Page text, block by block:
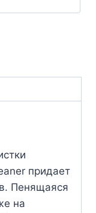
придает
Пенящаяся
на